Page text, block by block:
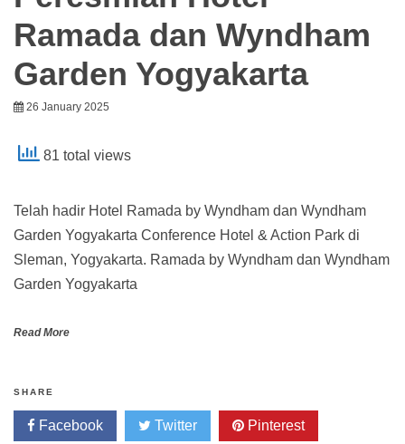
Ramada dan Wyndham
Garden Yogyakarta
26 January 2025
81 total views
Telah hadir Hotel Ramada by Wyndham dan Wyndham
Garden Yogyakarta Conference Hotel & Action Park di
Sleman, Yogyakarta. Ramada by Wyndham dan Wyndham
Garden Yogyakarta
Read More
SHARE
Facebook Twitter Pinterest